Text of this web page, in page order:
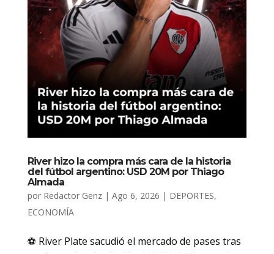
River hizo la compra más cara de la historia
del fútbol argentino: USD 20M por Thiago
Almada
por Redactor Genz| Ago 6, 2026 | DEPORTES,
ECONOMÍA
⚽️ River Plate sacudió el mercado de pases tras